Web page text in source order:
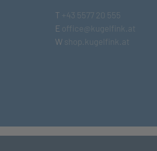
T +43 5577 20 555
E office@kugelfink.at
W shop.kugelfink.at